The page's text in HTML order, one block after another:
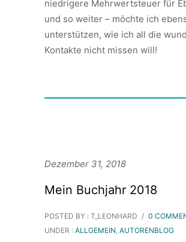
niedrigere Mehrwertsteuer für
und so weiter – möchte ich
unterstützen, wie ich all die
Kontakte nicht missen will!
Dezember 31, 2018
Mein Buchjahr 2018
POSTED BY : T_LEONHARD / 0
UNDER : ALLGEMEIN, AUTORENBLOG